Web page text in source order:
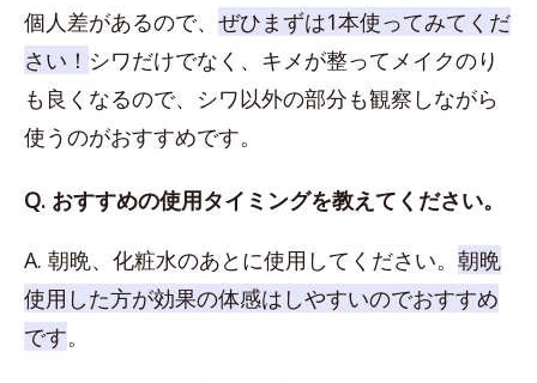
個人差があるので、 ぜひまずは1本使ってみてくだ
さい！ シワだけでなく、キメが整ってメイクのり
も良くなるので、シワ以外の部分も観察しながら
使うのがおすすめです。
Q. おすすめの使用タイミングを教えてください。
A. 朝晩、化粧水のあとに使用してください。 朝晩
使用した方が効果の体感はしやすいのでおすすめ
です。